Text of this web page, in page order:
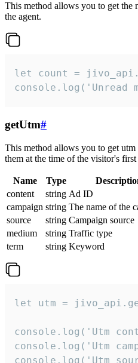
This method allows you to get the
the agent.
let count =
console.log('Unread
getUtm#
This method allows you to get
them at the time of the visitor's
Name Type
content
string Ad ID
campaign string The name of the
source
string Campaign source
medium
string Traffic type
term
string Keyword
let utm =
console.log('Utm
console.log('Utm
console.log('Utm